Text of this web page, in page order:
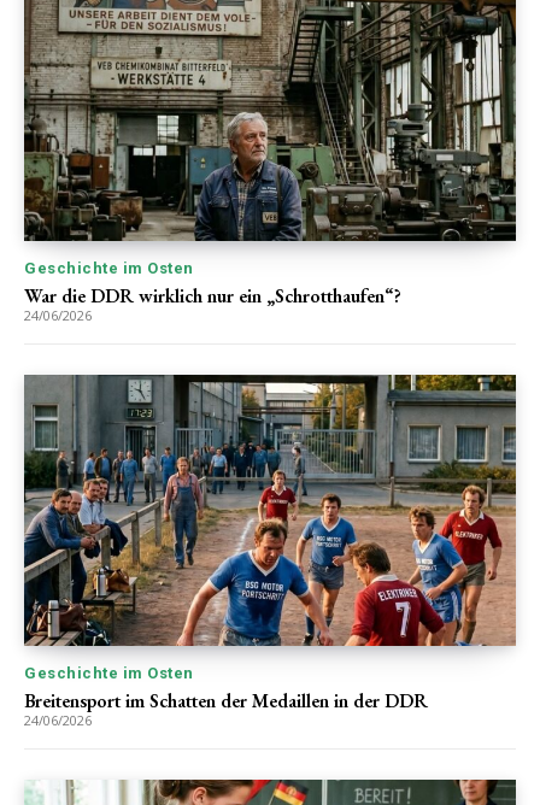
Geschichte im Osten
War die DDR wirklich nur ein „Schrotthaufen“?
24/06/2026
Geschichte im Osten
Breitensport im Schatten der Medaillen in der DDR
24/06/2026